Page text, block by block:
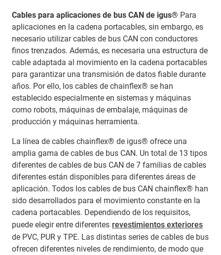
Cables para aplicaciones de bus CAN de igus® Para
aplicaciones en la cadena portacables, sin embargo, es
necesario utilizar cables de bus CAN con conductores
finos trenzados. Además, es necesaria una estructura de
cable adaptada al movimiento en la cadena portacables
para garantizar una transmisión de datos fiable durante
años. Por ello, los cables de chainflex® se han
establecido especialmente en sistemas y máquinas
como robots, máquinas de embalaje, máquinas de
producción y máquinas herramienta.
La línea de cables chainflex® de igus® ofrece una
amplia gama de cables de bus CAN. Un total de 13 tipos
diferentes de cables de bus CAN de 7 familias de cables
diferentes están disponibles para diferentes áreas de
aplicación. Todos los cables de bus CAN chainflex® han
sido desarrollados para el movimiento constante en la
cadena portacables. Dependiendo de los requisitos,
puede elegir entre diferentes revestimientos exteriores
de PVC, PUR y TPE. Las distintas series de cables de bus
ofrecen diferentes niveles de rendimiento, de modo que